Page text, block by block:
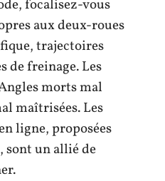
focalisez-vous
aux deux-roues
trajectoires
de freinage. Les
morts mal
maîtrisées. Les
ligne, proposées
sont un allié de